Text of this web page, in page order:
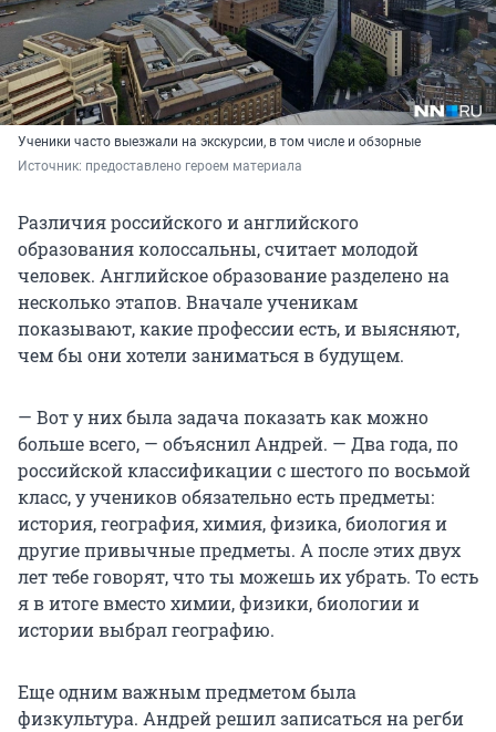
Ученики часто выезжали на экскурсии, в том числе и обзорные
Источник: предоставлено героем материала
Различия российского и английского
образования колоссальны, считает молодой
человек. Английское образование разделено на
несколько этапов. Вначале ученикам
показывают, какие профессии есть, и выясняют,
чем бы они хотели заниматься в будущем.
— Вот у них была задача показать как можно
больше всего, — объяснил Андрей. — Два года, по
российской классификации с шестого по восьмой
класс, у учеников обязательно есть предметы:
история, география, химия, физика, биология и
другие привычные предметы. А после этих двух
лет тебе говорят, что ты можешь их убрать. То есть
я в итоге вместо химии, физики, биологии и
истории выбрал географию.
Еще одним важным предметом была
физкультура. Андрей решил записаться на регби